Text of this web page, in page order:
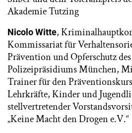
Akademie Tutzing
Nicolo Witte,
Kommissariat für
Prävention und Opferschutz des
Polizeipräsidiums München,
Trainer für den Präventionskurs
Lehrkräfte, Kinder und
stellvertretender
„Keine Macht den Drogen e.V.“